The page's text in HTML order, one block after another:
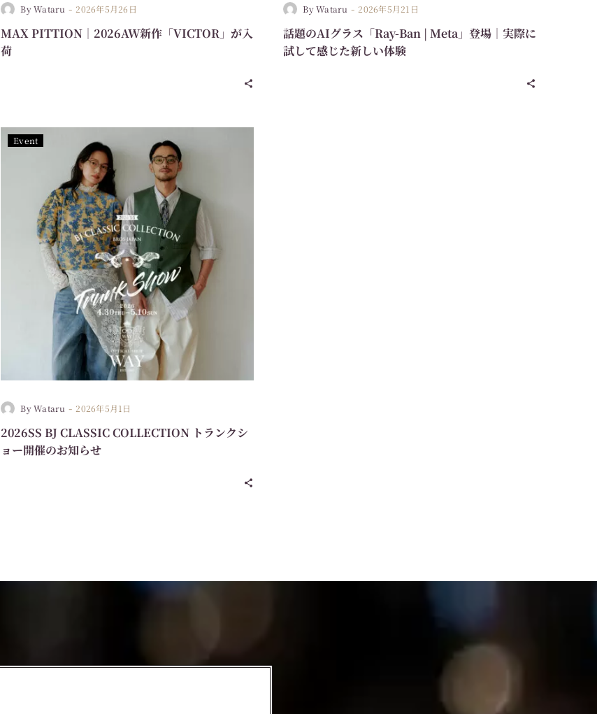
By Wataru -2026年5月26日
MAX PITTION｜2026AW新作「VICTOR」が入
荷
By Wataru -2026年5月21日
話題のAIグラス「Ray-Ban | Meta」登場｜実際に
試して感じた新しい体験
Event
By Wataru -2026年5月1日
2026SS BJ CLASSIC COLLECTION トランクシ
ョー開催のお知らせ